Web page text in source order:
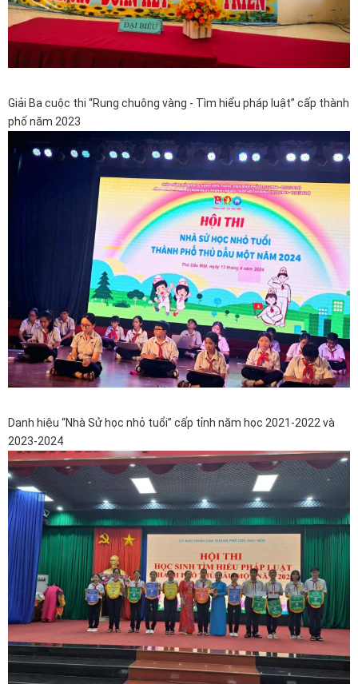
Giải Ba cuộc thi “Rung chuông vàng - Tìm hiểu pháp luật” cấp thành
phố năm 2023
Danh hiệu “Nhà Sử học nhỏ tuổi” cấp tỉnh năm học 2021-2022 và
2023-2024